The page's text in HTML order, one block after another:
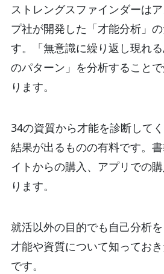
ストレングスファインダーは
プ社が開発した「才能分析」
す。「無意識に繰り返し現れ
のパターン」を分析すること
ります。
34の資質から才能を診断して
結果が出るものの有料です。
イトからの購入、アプリでの
ります。
就活以外の目的でも自己分析
才能や資質について知ってお
です。